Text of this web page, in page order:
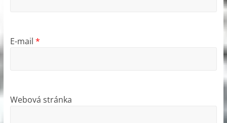
E-mail *
Webová stránka